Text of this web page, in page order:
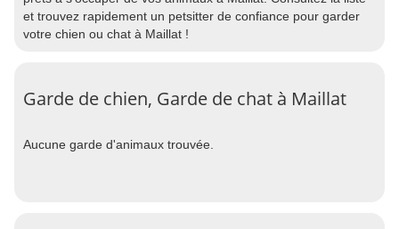
et trouvez rapidement un petsitter de confiance pour garder
votre chien ou chat à Maillat !
Garde de chien, Garde de chat à Maillat
Aucune garde d'animaux trouvée.